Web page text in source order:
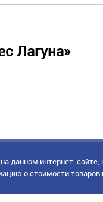
Лагуна»
данном интернет-сайте,
о стоимости товаров